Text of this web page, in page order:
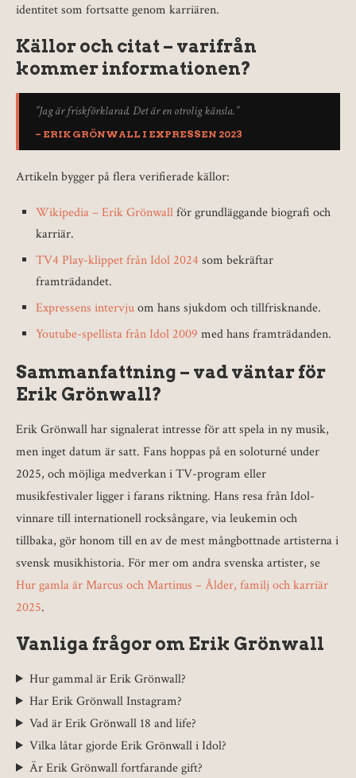
identitet som fortsatte genom karriären.
Källor och citat – varifrån
kommer informationen?
”Jag är friskförklarad. Det är en otrolig känsla.”
– ERIK GRÖNWALL I EXPRESSEN 2023
Artikeln bygger på flera verifierade källor:
Wikipedia – Erik Grönwallför grundläggande biografi och
karriär.
TV4 Play-klippet från Idol 2024 som bekräftar
framträdandet.
Expressens intervjuom hans sjukdom och tillfrisknande.
Youtube-spellista från Idol 2009 med hans framträdanden.
Sammanfattning – vad väntar för
Erik Grönwall?
Erik Grönwall har signalerat intresse för att spela in ny musik,
men inget datum är satt. Fans hoppas på en soloturné under
2025, och möjliga medverkan i TV-program eller
musikfestivaler ligger i farans riktning. Hans resa från Idol-
vinnare till internationell rocksångare, via leukemin och
tillbaka, gör honom till en av de mest mångbottnade artisterna i
svensk musikhistoria. För mer om andra svenska artister, se
Hur gamla är Marcus och Martinus – Ålder, familj och karriär
2025.
Vanliga frågor om Erik Grönwall
Hur gammal är Erik Grönwall?
Har Erik Grönwall Instagram?
Vad är Erik Grönwall 18 and life?
Vilka låtar gjorde Erik Grönwall i Idol?
Är Erik Grönwall fortfarande gift?